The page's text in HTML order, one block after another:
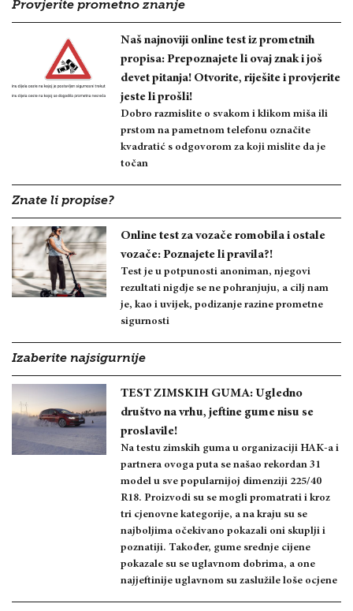
Provjerite prometno znanje
Naš najnoviji online test iz prometnih
propisa: Prepoznajete li ovaj znak i još
devet pitanja! Otvorite, riješite i provjerite
jeste li prošli!
Dobro razmislite o svakom i klikom miša ili
prstom na pametnom telefonu označite
kvadratić s odgovorom za koji mislite da je
točan
Znate li propise?
Online test za vozače romobila i ostale
vozače: Poznajete li pravila?!
Test je u potpunosti anoniman, njegovi
rezultati nigdje se ne pohranjuju, a cilj nam
je, kao i uvijek, podizanje razine prometne
sigurnosti
Izaberite najsigurnije
TEST ZIMSKIH GUMA: Ugledno
društvo na vrhu, jeftine gume nisu se
proslavile!
Na testu zimskih guma u organizaciji HAK-a i
partnera ovoga puta se našao rekordan 31
model u sve popularnijoj dimenziji 225/40
R18. Proizvodi su se mogli promatrati i kroz
tri cjenovne kategorije, a na kraju su se
najboljima očekivano pokazali oni skuplji i
poznatiji. Također, gume srednje cijene
pokazale su se uglavnom dobrima, a one
najjeftinije uglavnom su zaslužile loše ocjene